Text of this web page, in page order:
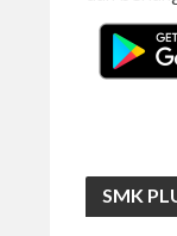
SMK